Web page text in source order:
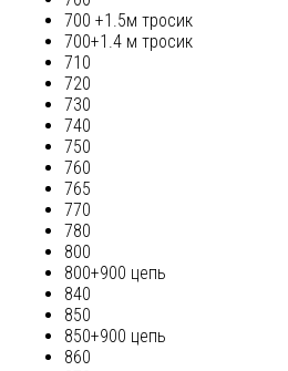
700 +1.5м тросик
700+1.4 м тросик
710
720
730
740
750
760
765
770
780
800
800+900 цепь
840
850
850+900 цепь
860